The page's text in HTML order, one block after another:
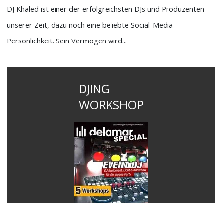
DJ Khaled ist einer der erfolgreichsten DJs und Produzenten
unserer Zeit, dazu noch eine beliebte Social-Media-
Persönlichkeit. Sein Vermögen wird...
DJING
WORKSHOP